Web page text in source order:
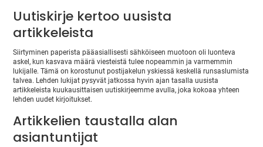
Uutiskirje kertoo uusista
artikkeleista
Siirtyminen paperista pääasiallisesti sähköiseen muotoon oli luonteva
askel, kun kasvava määrä viesteistä tulee nopeammin ja varmemmin
lukijalle. Tämä on korostunut postijakelun yskiessä keskellä runsaslumista
talvea. Lehden lukijat pysyvät jatkossa hyvin ajan tasalla uusista
artikkeleista kuukausittaisen uutiskirjeemme avulla, joka kokoaa yhteen
lehden uudet kirjoitukset.
Artikkelien taustalla alan
asiantuntijat